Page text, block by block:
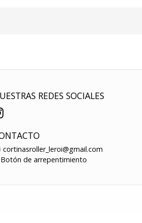
REDES SOCIALES
cortinasroller_leroi@gmail.com
de arrepentimiento